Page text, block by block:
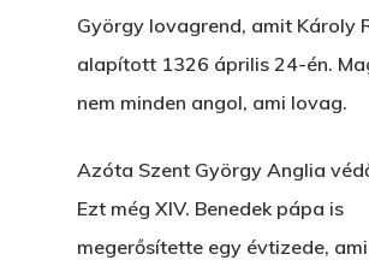
György lovagrend, amit Károly
alapított 1326 április 24-én.
nem minden angol, ami lovag.
Azóta Szent György Anglia
Ezt még XIV. Benedek pápa is
megerősítette egy évtizede,
Bolt